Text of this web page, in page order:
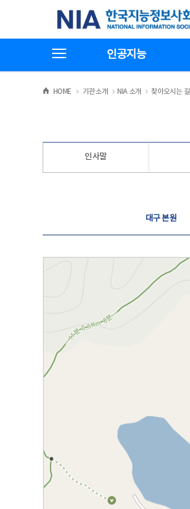
기
한국지능정보사회진흥원
인공지능
HOME >
기관소개 >NIA 소개 >
찾아오시는 길
인사말
대구 본원